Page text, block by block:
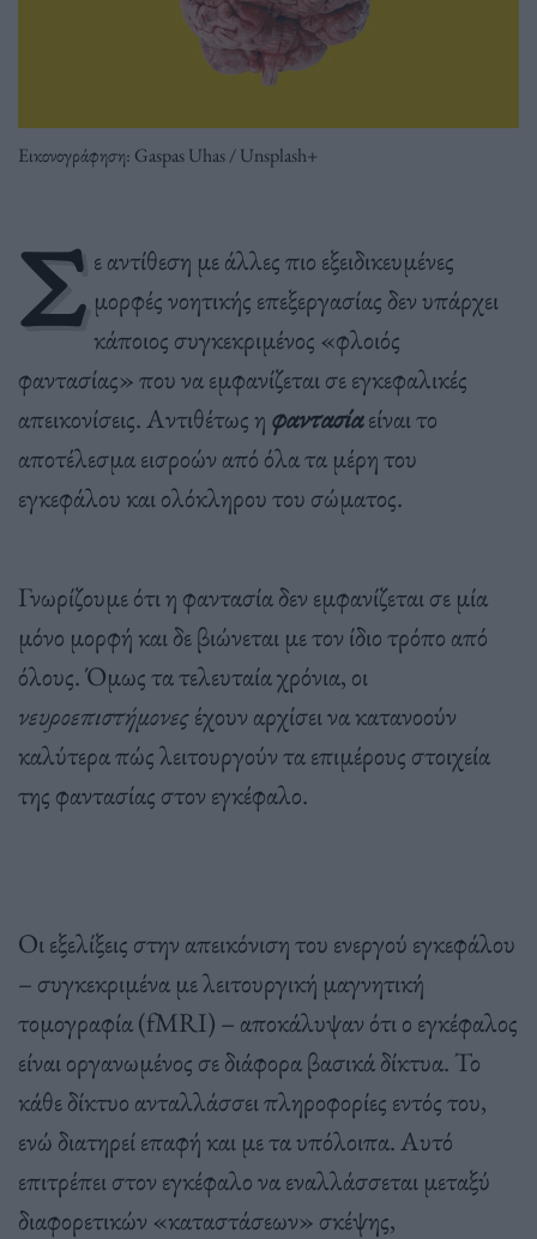
Εικονογράφηση: Gaspas Uhas / Unsplash+
Σ ε αντίθεση με άλλες πιο εξειδικευμένες
μορφές νοητικής επεξεργασίας δεν υπάρχει
κάποιος συγκεκριμένος «φλοιός
φαντασίας» που να εμφανίζεται σε εγκεφαλικές
απεικονίσεις. Αντιθέτως η φαντασίαείναι το
αποτέλεσμα εισροών από όλα τα μέρη του
εγκεφάλου και ολόκληρου του σώματος.
Γνωρίζουμε ότι η φαντασία δεν εμφανίζεται σε μία
μόνο μορφή και δε βιώνεται με τον ίδιο τρόπο από
όλους. Όμως τα τελευταία χρόνια, οι
νευροεπιστήμονεςέχουν αρχίσει να κατανοούν
καλύτερα πώς λειτουργούν τα επιμέρους στοιχεία
της φαντασίας στον εγκέφαλο.
Οι εξελίξεις στην απεικόνιση του ενεργού εγκεφάλου
– συγκεκριμένα με λειτουργική μαγνητική
τομογραφία (fMRI) – αποκάλυψαν ότι ο εγκέφαλος
είναι οργανωμένος σε διάφορα βασικά δίκτυα. Το
κάθε δίκτυο ανταλλάσσει πληροφορίες εντός του,
ενώ διατηρεί επαφή και με τα υπόλοιπα. Αυτό
επιτρέπει στον εγκέφαλο να εναλλάσσεται μεταξύ
διαφορετικών «καταστάσεων» σκέψης,